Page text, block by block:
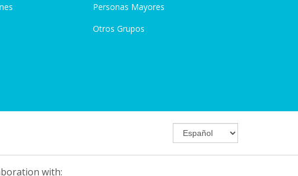
Personas Mayores
Otros Grupos
with: